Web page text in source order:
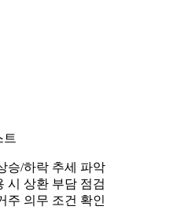
트
승/하락 추세 파악
시 상환 부담 점검
주 의무 조건 확인